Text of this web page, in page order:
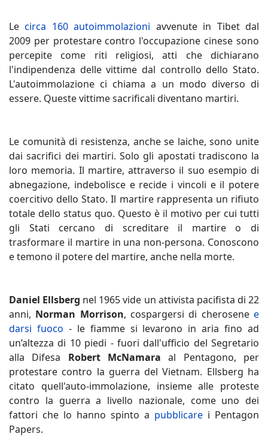
Lecirca 160 autoimmolazioni avvenute in Tibet dal
2009 per protestare contro l'occupazione cinese sono
percepite come riti religiosi, atti che dichiarano
l'indipendenza delle vittime dal controllo dello Stato.
L'autoimmolazione ci chiama a un modo diverso di
essere. Queste vittime sacrificali diventano martiri.
Le comunità di resistenza, anche se laiche, sono unite
dai sacrifici dei martiri. Solo gli apostati tradiscono la
loro memoria. Il martire, attraverso il suo esempio di
abnegazione, indebolisce e recide i vincoli e il potere
coercitivo dello Stato. Il martire rappresenta un rifiuto
totale dello status quo. Questo è il motivo per cui tutti
gli Stati cercano di screditare il martire o di
trasformare il martire in una non-persona. Conoscono
e temono il potere del martire, anche nella morte.
Daniel Ellsberg nel 1965 vide un attivista pacifista di 22
anni, Norman Morrison, cospargersi di cherosenee
darsi fuoco - le fiamme si levarono in aria fino ad
un’altezza di 10 piedi - fuori dall'ufficio del Segretario
alla Difesa Robert McNamara al Pentagono, per
protestare contro la guerra del Vietnam. Ellsberg ha
citato quell'auto-immolazione, insieme alle proteste
contro la guerra a livello nazionale, come uno dei
fattori che lo hanno spinto a pubblicare i Pentagon
Papers.